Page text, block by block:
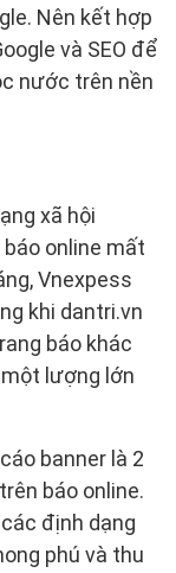
Nên kết hợp
và SEO để
nước trên nền
xã hội
online mất
Vnexpess
khi dantri.vn
báo khác
lượng lớn
banner là 2
báo online.
định dạng
phú và thu